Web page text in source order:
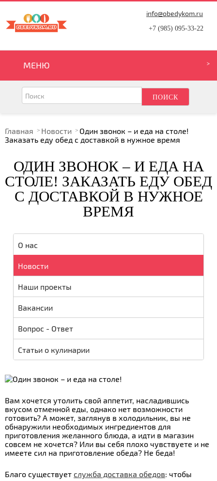
info@obedykom.ru
+7 (985) 095-33-22
МЕНЮ
Главная Новости
Один звонок – и еда на столе!
Заказать еду обед с доставкой в нужное время
ОДИН ЗВОНОК – И ЕДА НА
СТОЛЕ! ЗАКАЗАТЬ ЕДУ ОБЕД
С ДОСТАВКОЙ В НУЖНОЕ
ВРЕМЯ
О нас
Новости
Наши проекты
Вакансии
Вопрос - Ответ
Статьи о кулинарии
Вам хочется утолить свой аппетит, насладившись
вкусом отменной еды, однако нет возможности
готовить? А может, заглянув в холодильник, вы не
обнаружили необходимых ингредиентов для
приготовления желанного блюда, а идти в магазин
совсем не хочется? Или вы себя плохо чувствуете и не
имеете сил на приготовление обеда? Не беда!
Благо существует служба доставка обедов: чтобы